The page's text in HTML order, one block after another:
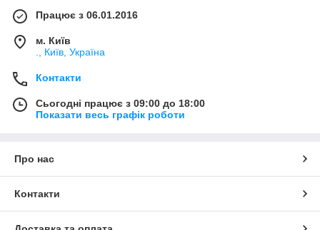
Працює з 06.01.2016
м. Київ
., Київ, Україна
Контакти
Сьогодні працює з 09:00 до 18:00
Показати весь графік роботи
Про нас
Контакти